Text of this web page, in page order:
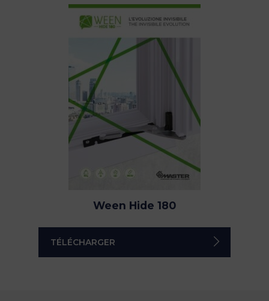
Ween Hide 180
TÉLÉCHARGER